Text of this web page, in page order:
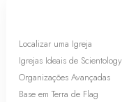
Localizar uma Igreja
Igrejas Ideais de Scientology
Organizações Avançadas
Base em Terra de Flag